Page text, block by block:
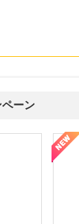
ーン
・バッグ
ブ】創業70年の